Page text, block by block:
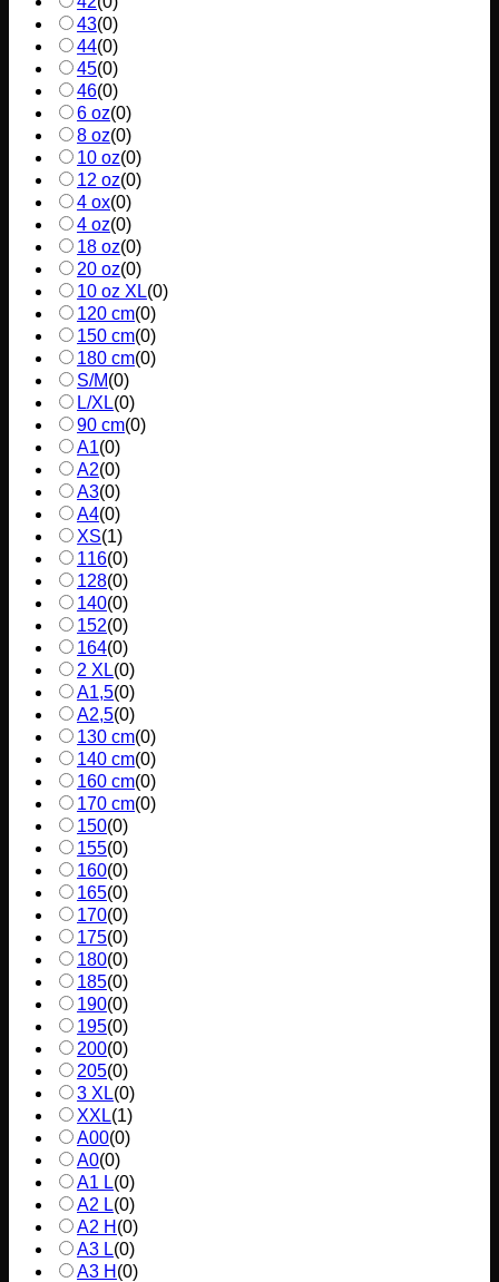
43(0)
44(0)
45(0)
46(0)
6 oz(0)
8 oz(0)
10 oz(0)
12 oz(0)
4 ox(0)
4 oz(0)
18 oz(0)
20 oz(0)
10 oz XL(0)
120 cm(0)
150 cm(0)
180 cm(0)
S/M(0)
L/XL(0)
90 cm(0)
A1(0)
A2(0)
A3(0)
A4(0)
XS(1)
116(0)
128(0)
140(0)
152(0)
164(0)
2 XL(0)
A1,5(0)
A2,5(0)
130 cm(0)
140 cm(0)
160 cm(0)
170 cm(0)
150(0)
155(0)
160(0)
165(0)
170(0)
175(0)
180(0)
185(0)
190(0)
195(0)
200(0)
205(0)
3 XL(0)
XXL(1)
A00(0)
A0(0)
A1 L(0)
A2 L(0)
A2 H (0)
A3 L(0)
A3 H (0)